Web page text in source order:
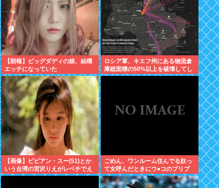
【朗報】ビッグダディの娘、結構
エッチになっていた
ロシア軍、キエフ州にある物流倉
庫総面積の50%以上を破壊してし
まう 日本のマスコミ「報道しませ
【画像】ビビアン・スー(51)とか
いう台湾の宮沢りえがレベチでえ
っちすぎるｗｗｗ
ごめん、ワンルーム住んでる奴っ
て女呼んだときにウ●コのブリブ
リ音どうしてんの？？